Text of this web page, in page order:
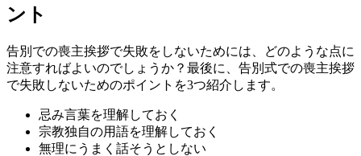
ント
告別での喪主挨拶で失敗をしないためには、どのような点に
注意すればよいのでしょうか？最後に、告別式での喪主挨拶
で失敗しないためのポイントを3つ紹介します。
忌み言葉を理解しておく
宗教独自の用語を理解しておく
無理にうまく話そうとしない